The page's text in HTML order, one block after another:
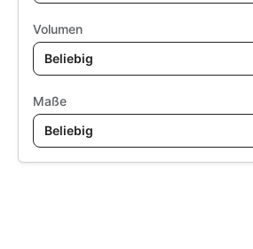
Volumen
Beliebig
Maße
Beliebig